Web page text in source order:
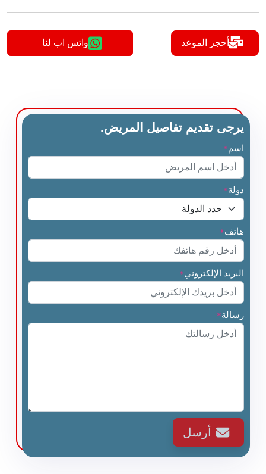
أحجز الموعد واتس اب لنا
يرجى تقديم تفاصيل المريض.
اسم *
دولة*
هاتف*
البريد الإلكتروني*
رسالة*
أرسل